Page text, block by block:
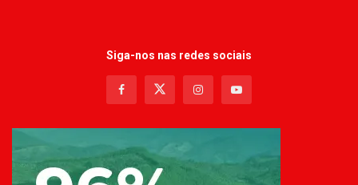
Siga-nos nas redes sociais